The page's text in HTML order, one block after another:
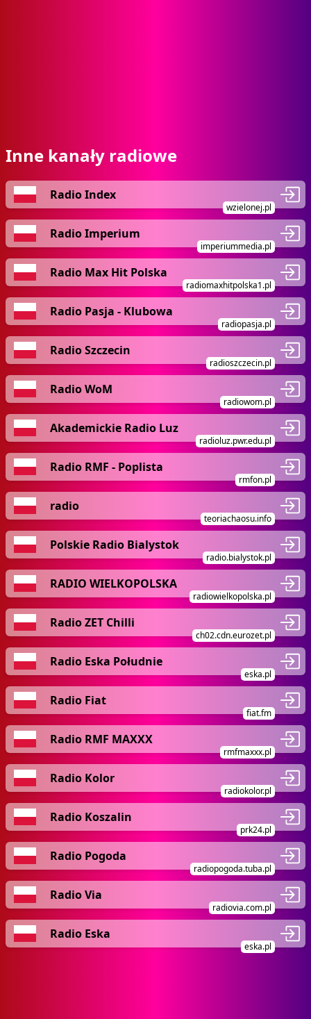
Inne kanały radiowe
Radio Index
wzielonej.pl
Radio Imperium
imperiummedia.pl
Radio Max Hit Polska
radiomaxhitpolska1.pl
Radio Pasja - Klubowa
radiopasja.pl
Radio Szczecin
radioszczecin.pl
Radio WoM
radiowom.pl
Akademickie Radio Luz
radioluz.pwr.edu.pl
Radio RMF - Poplista
rmfon.pl
radio
teoriachaosu.info
Polskie Radio Bialystok
radio.bialystok.pl
RADIO WIELKOPOLSKA
radiowielkopolska.pl
Radio ZET Chilli
ch02.cdn.eurozet.pl
Radio Eska Południe
eska.pl
Radio Fiat
fiat.fm
Radio RMF MAXXX
rmfmaxxx.pl
Radio Kolor
radiokolor.pl
Radio Koszalin
prk24.pl
Radio Pogoda
radiopogoda.tuba.pl
Radio Via
radiovia.com.pl
Radio Eska
eska.pl